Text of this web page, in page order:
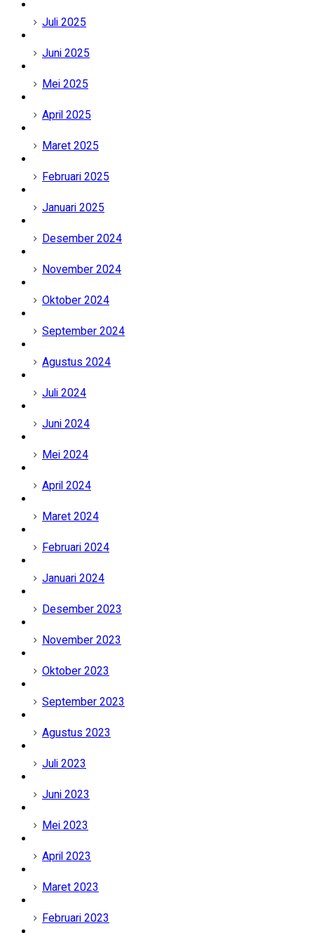
Juli 2025
Juni 2025
Mei 2025
April 2025
Maret 2025
Februari 2025
Januari 2025
Desember 2024
November 2024
Oktober 2024
September 2024
Agustus 2024
Juli 2024
Juni 2024
Mei 2024
April 2024
Maret 2024
Februari 2024
Januari 2024
Desember 2023
November 2023
Oktober 2023
September 2023
Agustus 2023
Juli 2023
Juni 2023
Mei 2023
April 2023
Maret 2023
Februari 2023